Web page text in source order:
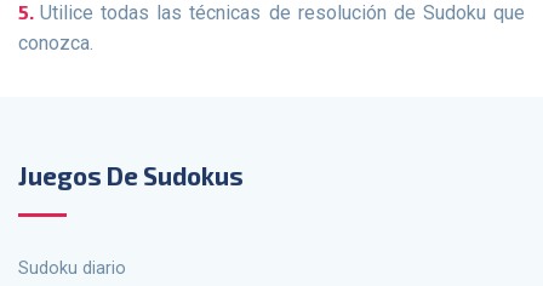
Utilice todas las técnicas de resolución de Sudoku que
conozca.
Juegos De Sudokus
Sudoku diario